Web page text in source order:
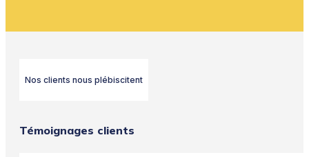
Nos clients nous plébiscitent
Témoignages clients